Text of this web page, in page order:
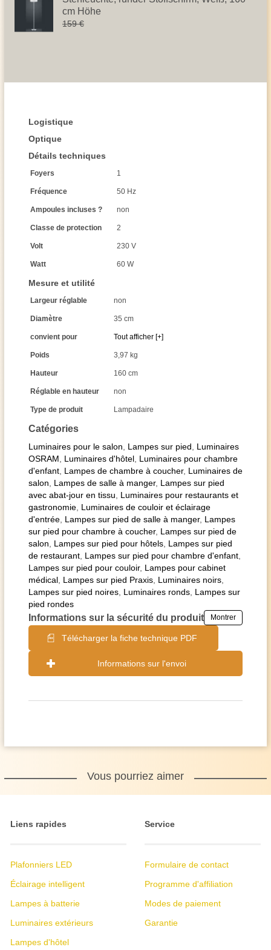
cm Höhe
159 €
Catégories
Luminaires pour le salon Lampes sur pied
Luminaires
OSRAM
Luminaires d'hôtel Luminaires pour chambre
d'enfant Lampes de chambre à coucher, Luminaires de
salon
Lampes de salle à manger, Lampes sur pied
avec abat-jour en tissu
Luminaires pour restaurants et
gastronomie Luminaires de couloir et éclairage
d'entrée Lampes sur pied de salle à manger, Lampes
sur pied pour chambre à coucher, Lampes sur pied de
salon
Lampes sur pied pour hôtels Lampes sur pied
de restaurant Lampes sur pied pour chambre d'enfant
Lampes sur pied pour couloir, Lampes pour cabinet
médical Lampes sur pied Praxis Luminaires noirs
Lampes sur pied noires Luminaires ronds Lampes sur
pied rondes
Informations sur la sécurité du produit Montrer
Télécharger la fiche technique PDF
Informations sur l'envoi
Logistique
Optique
Détails techniques
Foyers 1
Fréquence 50 Hz
Ampoules incluses ? non
Classe de protection 2
Volt 230 V
Watt 60 W
Mesure et utilité
Largeur réglable non
Diamètre 35 cm
convient pour Tout afficher [+]
Poids 3,97 kg
Hauteur 160 cm
Réglable en hauteur non
Type de produit Lampadaire
Vous pourriez aimer
Liens rapides
Plafonniers LED
Éclairage intelligent
Lampes à batterie
Luminaires extérieurs
Lampes d'hôtel
Service
Formulaire de contact
Programme d'affiliation
Modes de paiement
Garantie